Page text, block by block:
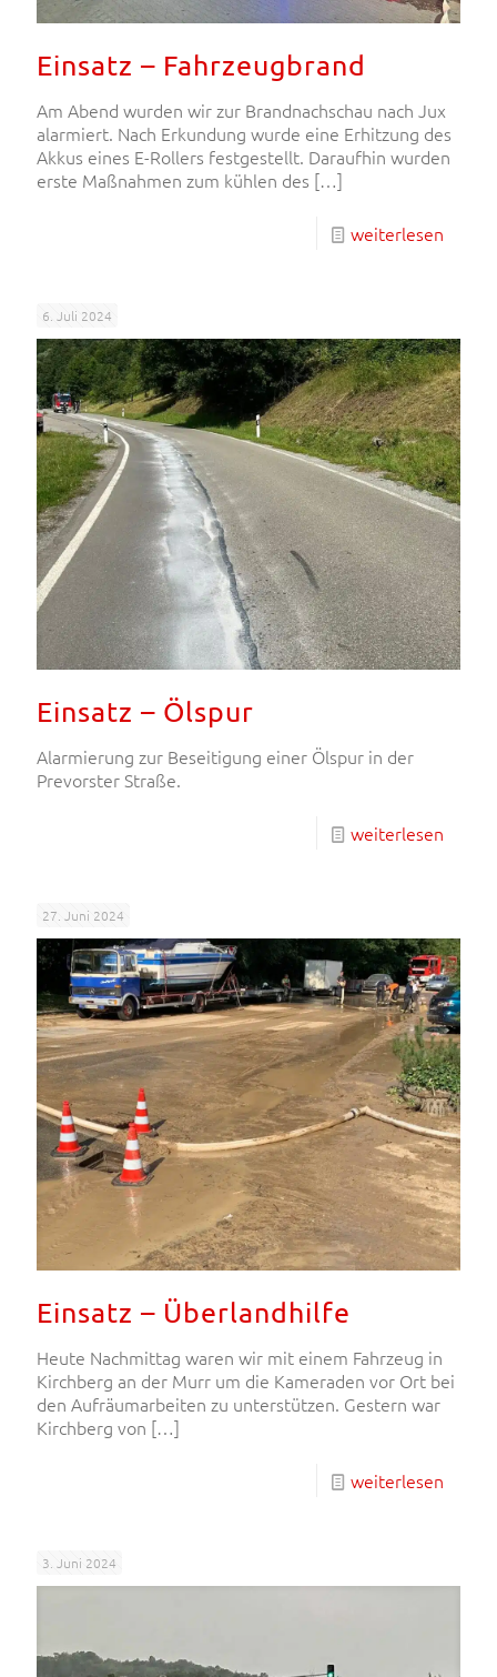
Einsatz – Fahrzeugbrand
Am Abend wurden wir zur Brandnachschau nach Jux
alarmiert. Nach Erkundung wurde eine Erhitzung des
Akkus eines E-Rollers festgestellt. Daraufhin wurden
erste Maßnahmen zum kühlen des […]
weiterlesen
6. Juli 2024
Einsatz – Ölspur
Alarmierung zur Beseitigung einer Ölspur in der
Prevorster Straße.
weiterlesen
27. Juni 2024
Einsatz – Überlandhilfe
Heute Nachmittag waren wir mit einem Fahrzeug in
Kirchberg an der Murr um die Kameraden vor Ort bei
den Aufräumarbeiten zu unterstützen. Gestern war
Kirchberg von […]
weiterlesen
3. Juni 2024